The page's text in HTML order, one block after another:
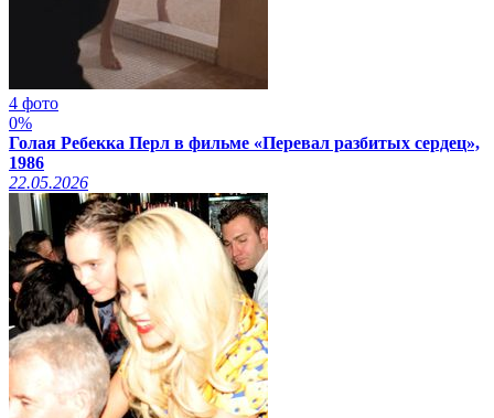
4 фото
0%
Голая Ребекка Перл в фильме «Перевал разбитых сердец»,
1986
22.05.2026